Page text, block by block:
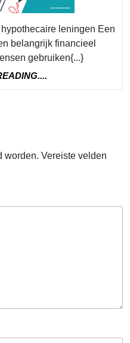
leningen Een
belangrijk financieel
gebruiken{...}
CONTINUE
worden. Vereiste velden